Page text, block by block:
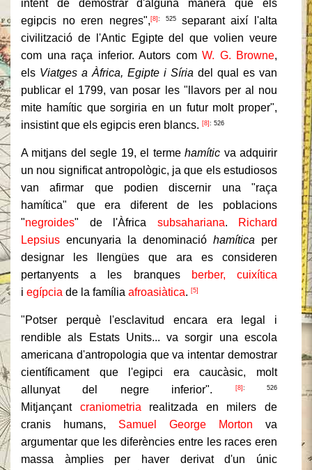
intent de demostrar d'alguna manera que els
egipcis no eren negres",[8]: 525 separant així l'alta
civilització de l'Antic Egipte del que volien veure
com una raça inferior. Autors com W. G. Browne,
els Viatges a Àfrica, Egipte i Síria del qual es van
publicar el 1799, van posar les "llavors per al nou
mite hamític que sorgiria en un futur molt proper",
insistint que els egipcis eren blancs. [8] : 526
A mitjans del segle 19, el termehamític va adquirir
un nou significat antropològic, ja que els estudiosos
van afirmar que podien discernir una "raça
hamítica" que era diferent de les poblacions
"negroides" de l'Àfrica subsahariana.
Richard
Lepsius encunyaria la denominació hamítica per
designar les llengües que ara es consideren
pertanyents a les branques
berber,
cuixítica
i egípcia de la família afroasiàtica. [5]
"Potser perquè l'esclavitud encara era legal i
rendible als Estats Units... va sorgir una escola
americana d'antropologia que va intentar demostrar
científicament que l'egipci era caucàsic, molt
allunyat del negre inferior".
[8] : 526
Mitjançant craniometria realitzada en milers de
cranis humans, Samuel George Morton va
argumentar que les diferències entre les races eren
massa àmplies per haver derivat d'un únic